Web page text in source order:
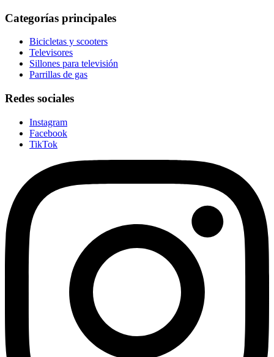
Categorías principales
Bicicletas y scooters
Televisores
Sillones para televisión
Parrillas de gas
Redes sociales
Instagram
Facebook
TikTok